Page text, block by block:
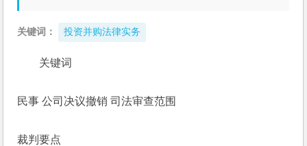
关键词： 投资并购法律实务
关键词
民事 公司决议撤销 司法审查范围
裁判要点